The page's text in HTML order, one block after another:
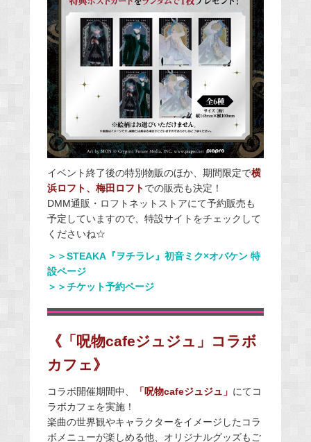
イベント終了後の特別物販のほか、期間限定で横
浜ロフト、梅田ロフトでの販売も決定！
DMM通販・ロフトネットストアにて予約販売も
予定していますので、特設サイトをチェックして
くださいね☆
＞＞STEAKA『ヲチラレ』初音ミク×オバケン 特
設ページ
＞＞チケット予約ページ
《「呪物cafeジュジュ」コラボ
カフェ》
コラボ開催期間中、 「呪物cafeジュジュ」 にてコ
ラボカフェを実施！
楽曲の世界観やキャラクターをイメージしたコラ
ボメニューが楽しめる他、オリジナルグッズもご